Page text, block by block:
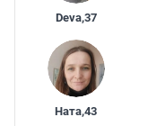
Deva,37
Ната,43